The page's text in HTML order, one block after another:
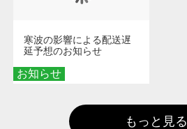
お知らせ
寒波の影響による配送遅
延予想のお知らせ
もっと見る